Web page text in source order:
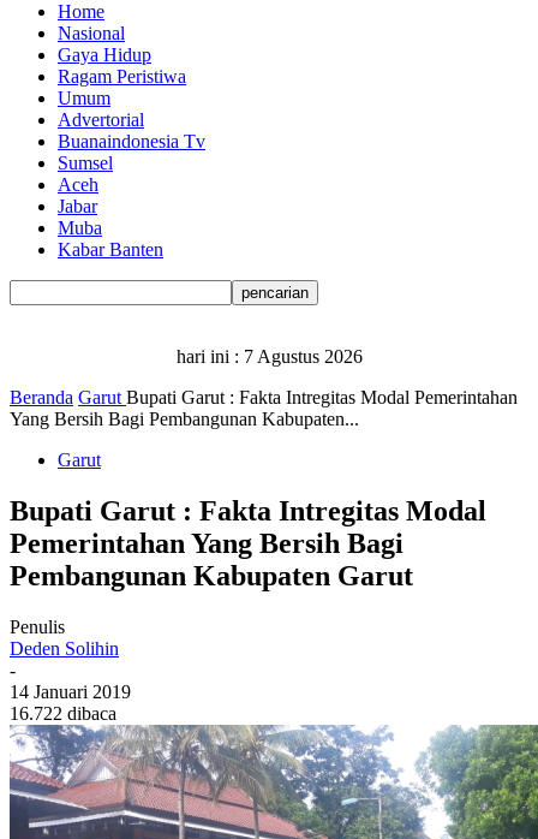
Home
Nasional
Gaya Hidup
Ragam Peristiwa
Umum
Advertorial
Buanaindonesia Tv
Sumsel
Aceh
Jabar
Muba
Kabar Banten
hari ini : 7 Agustus 2026
Beranda Garut Bupati Garut : Fakta Intregitas Modal Pemerintahan
Yang Bersih Bagi Pembangunan Kabupaten...
Garut
Bupati Garut : Fakta Intregitas Modal
Pemerintahan Yang Bersih Bagi
Pembangunan Kabupaten Garut
Penulis
Deden Solihin
-
14 Januari 2019
16.722 dibaca